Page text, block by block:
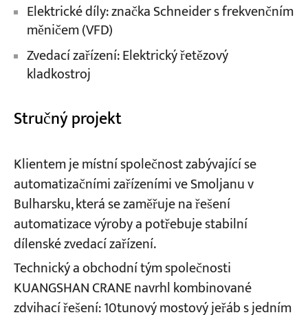
Elektrické díly: značka Schneider s frekvenčním
měničem (VFD)
Zvedací zařízení: Elektrický řetězový
kladkostroj
Stručný projekt
Klientem je místní společnost zabývající se
automatizačními zařízeními ve Smoljanu v
Bulharsku, která se zaměřuje na řešení
automatizace výroby a potřebuje stabilní
dílenské zvedací zařízení.
Technický a obchodní tým společnosti
KUANGSHAN CRANE navrhl kombinované
zdvihací řešení: 10tunový mostový jeřáb s jedním